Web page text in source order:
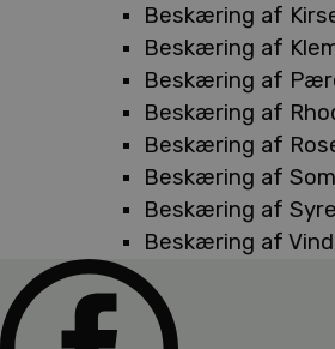
Beskæring af
Beskæring af
Beskæring af
Beskæring af
Beskæring af
Beskæring af
Beskæring af
Beskæring af